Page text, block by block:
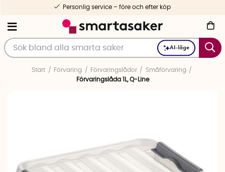
AI-läge
Personlig service – före och efter köp
Start Förvaring Förvaringslådor
Småförvaring
Förvaringslåda 1L, Q-Line